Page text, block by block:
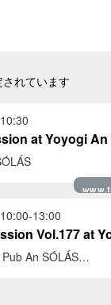
れています
10:30
at Yoyogi
10:00-13:00
Vol.177 at
An SÓLÁS